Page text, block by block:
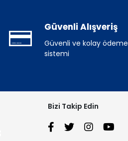
Güvenli Alışveriş
Güvenli ve kolay ödeme
sistemi
Bizi Takip Edin